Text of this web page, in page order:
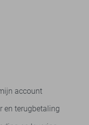
account
en terugbetaling